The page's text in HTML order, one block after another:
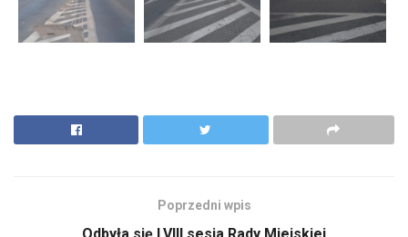
Poprzedni wpis
Odbyła się LVIII sesja Rady Miejskiej